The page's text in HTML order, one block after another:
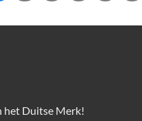
het Duitse Merk!